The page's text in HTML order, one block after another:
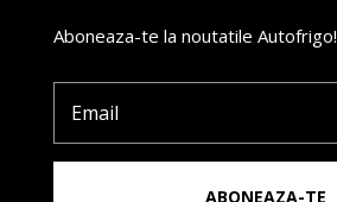
Aboneaza-te la noutatile Autofrigo!
ABONEAZA-TE